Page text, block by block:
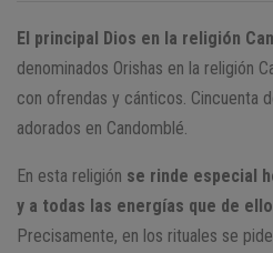
El principal Dios en la religión
denominados Orishas en la religión
con ofrendas y cánticos. Cincuenta
adorados en Candomblé.
En esta religión se rinde especial
y a todas las energías que de
Precisamente, en los rituales se